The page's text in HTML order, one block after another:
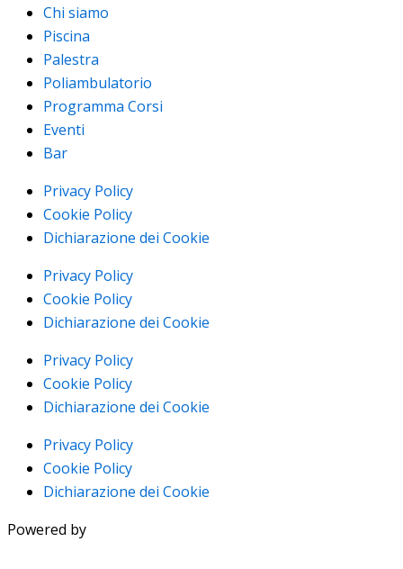
Chi siamo
Piscina
Palestra
Poliambulatorio
Programma Corsi
Eventi
Bar
Privacy Policy
Cookie Policy
Dichiarazione dei Cookie
Privacy Policy
Cookie Policy
Dichiarazione dei Cookie
Privacy Policy
Cookie Policy
Dichiarazione dei Cookie
Privacy Policy
Cookie Policy
Dichiarazione dei Cookie
Powered by